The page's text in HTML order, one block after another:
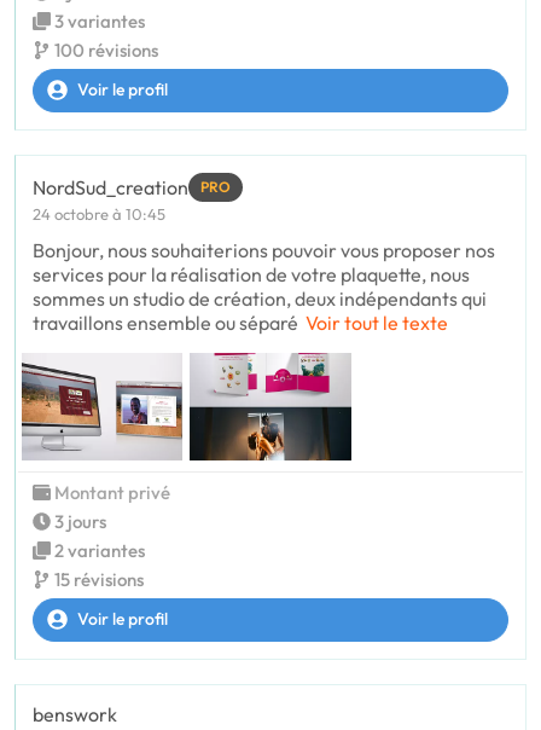
3 variantes
100 révisions
Voir le profil
NordSud_creation PRO
24 octobre à 10:45
Bonjour, nous souhaiterions pouvoir vous proposer nos
services pour la réalisation de votre plaquette, nous
sommes un studio de création, deux indépendants qui
travaillons ensemble ou séparé Voir tout le texte
Montant privé
3 jours
2 variantes
15 révisions
Voir le profil
benswork